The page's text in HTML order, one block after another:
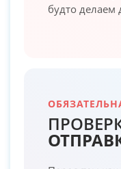
будто делаем